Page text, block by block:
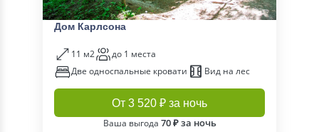
Дом Карлсона
11 м2
до 1 места
Две односпальные кровати
Вид на лес
От 3 520 ₽ за ночь
Ваша выгода 70 ₽ за ночь